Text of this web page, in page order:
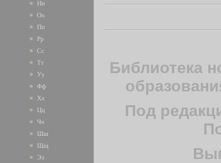
Нн
Оо
Пп
Рр
Сс
Тт
Уу
Фф
Хх
Цц
Чч
Шш
Щщ
Ээ
Библиотека
Под